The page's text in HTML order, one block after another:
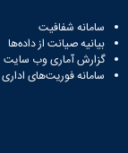
سامانه شفافیت
بیانیه صیانت از داده‌ها
گزارش آماری وب‌ سایت
سامانه فوریت‌های